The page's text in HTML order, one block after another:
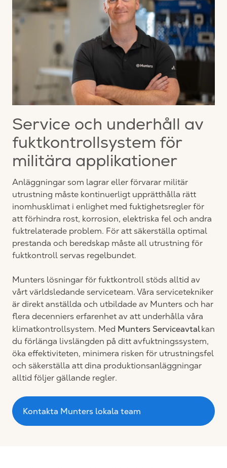
Service och underhåll av
fuktkontrollsystem för
militära applikationer
Anläggningar som lagrar eller förvarar militär
utrustning måste kontinuerligt upprätthålla rätt
inomhusklimat i enlighet med fuktighetsregler för
att förhindra rost, korrosion, elektriska fel och andra
fuktrelaterade problem. För att säkerställa optimal
prestanda och beredskap måste all utrustning för
fuktkontroll servas regelbundet.
Munters lösningar för fuktkontroll stöds alltid av
vårt världsledande serviceteam. Våra servicetekniker
är direkt anställda och utbildade av Munters och har
flera decenniers erfarenhet av att underhålla våra
klimatkontrollsystem. Med Munters Serviceavtalkan
du förlänga livslängden på ditt avfuktningssystem,
öka effektiviteten, minimera risken för utrustningsfel
och säkerställa att dina produktionsanläggningar
alltid följer gällande regler.
Kontakta Munters lokala team